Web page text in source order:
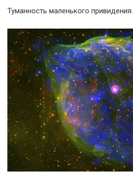
Туманность маленького привидения.